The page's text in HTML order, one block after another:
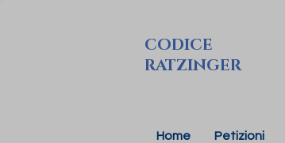
CODICE
RATZINGER
Home Petizioni